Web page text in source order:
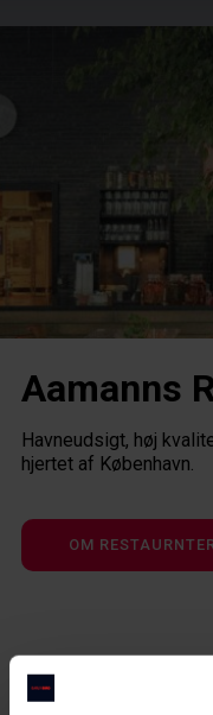
Aamanns
Havneudsigt, høj
hjertet af København.
OM
HENT GRATIS
GUIDES
Guide oversigt
Italienske